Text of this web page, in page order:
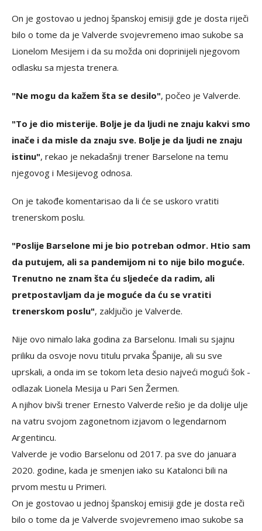
On je gostovao u jednoj španskoj emisiji gde je dosta riječi
bilo o tome da je Valverde svojevremeno imao sukobe sa
Lionelom Mesijem i da su možda oni doprinijeli njegovom
odlasku sa mjesta trenera.
"Ne mogu da kažem šta se desilo", počeo je Valverde.
"To je dio misterije. Bolje je da ljudi ne znaju kakvi smo
inače i da misle da znaju sve. Bolje je da ljudi ne znaju
istinu", rekao je nekadašnji trener Barselone na temu
njegovog i Mesijevog odnosa.
On je takođe komentarisao da li će se uskoro vratiti
trenerskom poslu.
"Poslije Barselone mi je bio potreban odmor. Htio sam
da putujem, ali sa pandemijom ni to nije bilo moguće.
Trenutno ne znam šta ću sljedeće da radim, ali
pretpostavljam da je moguće da ću se vratiti
trenerskom poslu", zaključio je Valverde.
Nije ovo nimalo laka godina za Barselonu. Imali su sjajnu
priliku da osvoje novu titulu prvaka Španije, ali su sve
uprskali, a onda im se tokom leta desio najveći mogući šok -
odlazak Lionela Mesija u Pari Sen Žermen.
A njihov bivši trener Ernesto Valverde rešio je da dolije ulje
na vatru svojom zagonetnom izjavom o legendarnom
Argentincu.
Valverde je vodio Barselonu od 2017. pa sve do januara
2020. godine, kada je smenjen iako su Katalonci bili na
prvom mestu u Primeri.
On je gostovao u jednoj španskoj emisiji gde je dosta reči
bilo o tome da je Valverde svojevremeno imao sukobe sa